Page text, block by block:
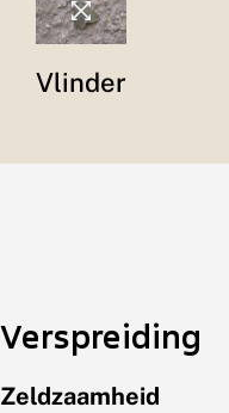
Vlinder
Verspreiding
Zeldzaamheid